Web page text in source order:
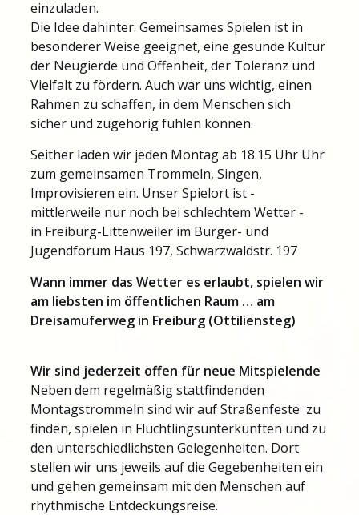
einzuladen.
Die Idee dahinter: Gemeinsames Spielen ist in
besonderer Weise geeignet, eine gesunde Kultur
der Neugierde und Offenheit, der Toleranz und
Vielfalt zu fördern. Auch war uns wichtig, einen
Rahmen zu schaffen, in dem Menschen sich
sicher und zugehörig fühlen können.
Seither laden wir jeden Montag ab 18.15 Uhr Uhr
zum gemeinsamen Trommeln, Singen,
Improvisieren ein. Unser Spielort ist -
mittlerweile nur noch bei schlechtem Wetter -
in Freiburg-Littenweiler im Bürger- und
Jugendforum Haus 197, Schwarzwaldstr. 197
Wann immer das Wetter es erlaubt, spielen wir
am liebsten im öffentlichen Raum … am
Dreisamuferweg in Freiburg (Ottiliensteg)
Wir sind jederzeit offen für neue Mitspielende
Neben dem regelmäßig stattfindenden
Montagstrommeln sind wir auf Straßenfeste zu
finden, spielen in Flüchtlingsunterkünften und zu
den unterschiedlichsten Gelegenheiten. Dort
stellen wir uns jeweils auf die Gegebenheiten ein
und gehen gemeinsam mit den Menschen auf
rhythmische Entdeckungsreise.